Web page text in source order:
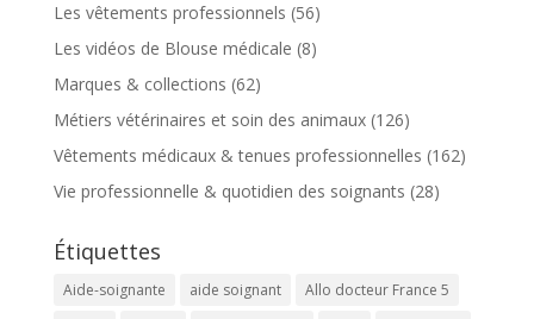
Les vêtements professionnels (56)
Les vidéos de Blouse médicale (8)
Marques & collections (62)
Métiers vétérinaires et soin des animaux(126)
Vêtements médicaux & tenues professionnelles (162)
Vie professionnelle & quotidien des soignants (28)
Étiquettes
Aide-soignante aide soignant
Allo docteur France 5